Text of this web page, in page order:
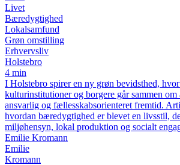
Livet
Bæredygtighed
Lokalsamfund
Grøn omstilling
Erhvervsliv
Holstebro
4 min
I Holstebro spirer en ny grøn bevidsthed,
kulturinstitutioner og borgere går sammen om
ansvarlig og fællesskabsorienteret fremtid.
hvordan bæredygtighed er blevet en livsstil,
miljøhensyn, lokal produktion og socialt
Emilie Kromann
Emilie
Kromann